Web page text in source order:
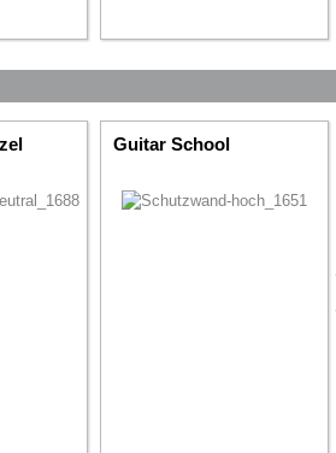
Guitar School